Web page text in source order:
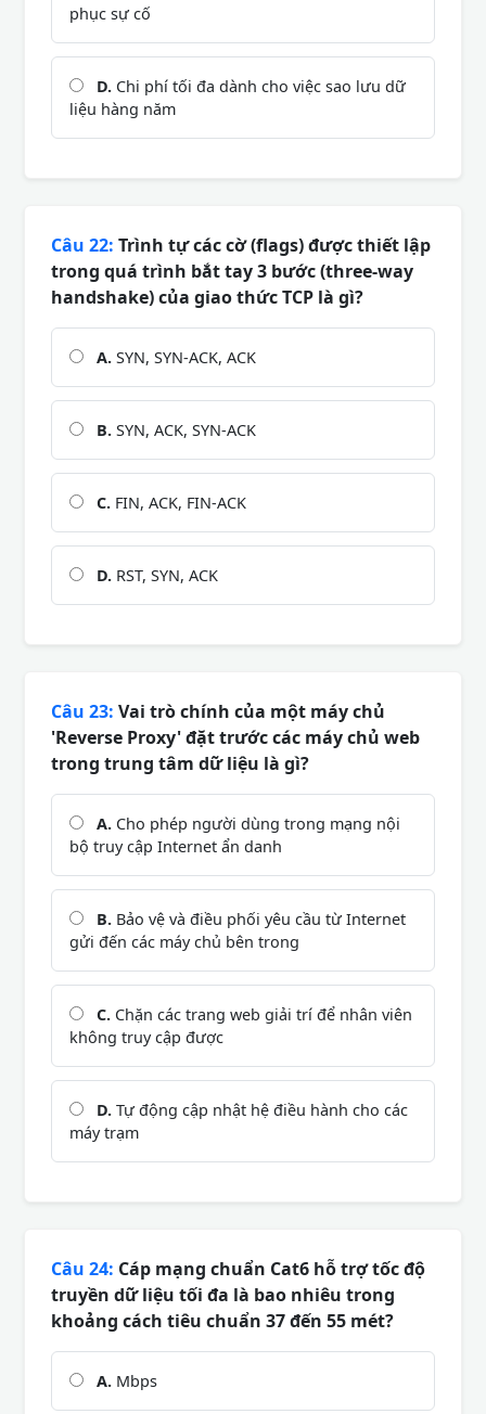
phục sự cố
D. Chi phí tối đa dành cho việc sao lưu dữ
liệu hàng năm
Câu 22: Trình tự các cờ (flags) được thiết lập
trong quá trình bắt tay 3 bước (three-way
handshake) của giao thức TCP là gì?
A. SYN, SYN-ACK, ACK
B. SYN, ACK, SYN-ACK
C. FIN, ACK, FIN-ACK
D. RST, SYN, ACK
Câu 23: Vai trò chính của một máy chủ
'Reverse Proxy' đặt trước các máy chủ web
trong trung tâm dữ liệu là gì?
A. Cho phép người dùng trong mạng nội
bộ truy cập Internet ẩn danh
B. Bảo vệ và điều phối yêu cầu từ Internet
gửi đến các máy chủ bên trong
C. Chặn các trang web giải trí để nhân viên
không truy cập được
D. Tự động cập nhật hệ điều hành cho các
máy trạm
Câu 24: Cáp mạng chuẩn Cat6 hỗ trợ tốc độ
truyền dữ liệu tối đa là bao nhiêu trong
khoảng cách tiêu chuẩn 37 đến 55 mét?
A. Mbps